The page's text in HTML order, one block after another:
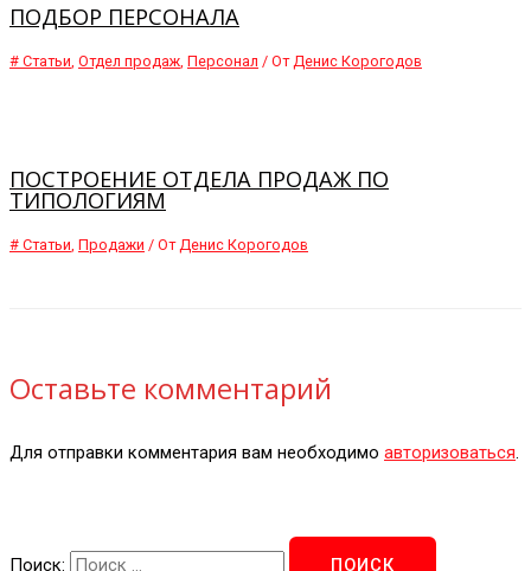
Поиск:
ПОДБОР ПЕРСОНАЛА
# Статьи Отдел продаж Персонал / От Денис Корогодов
ПОСТРОЕНИЕ ОТДЕЛА ПРОДАЖ ПО
ТИПОЛОГИЯМ
# Статьи Продажи / От Денис Корогодов
Оставьте комментарий
Для отправки комментария вам необходимо авторизоваться.